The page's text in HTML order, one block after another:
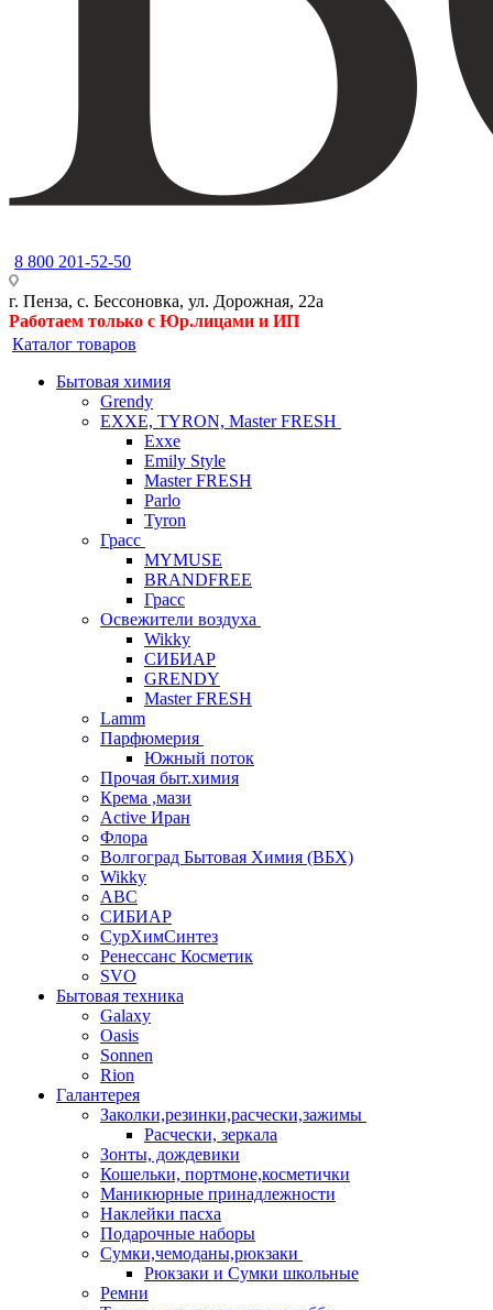
8 800 201-52-50
г. Пенза, с. Бессоновка, ул. Дорожная, 22а
Работаем только с Юр.лицами и ИП
Каталог товаров
Бытовая химия
Grendy
EXXE, TYRON, Master FRESH
Exxe
Emily Style
Master FRESH
Parlo
Tyron
Грасс
MYMUSE
BRANDFREE
Грасс
Освежители воздуха
Wikky
СИБИАР
GRENDY
Master FRESH
Lamm
Парфюмерия
Южный поток
Прочая быт.химия
Крема ,мази
Аctive Иран
Флора
Волгоград Бытовая Химия (ВБХ)
Wikky
АВС
СИБИАР
СурХимСинтез
Ренессанс Косметик
SVO
Бытовая техника
Galaxy
Oasis
Sonnen
Rion
Галантерея
Заколки,резинки,расчески,зажимы
Расчески, зеркала
Зонты, дождевики
Кошельки, портмоне,косметички
Маникюрные принадлежности
Наклейки пасха
Подарочные наборы
Сумки,чемоданы,рюкзаки
Рюкзаки и Сумки школьные
Ремни